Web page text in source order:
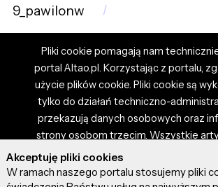
9_pawilonw
Pliki cookie pomagają nam
portal Altao.pl. Korzystając z portalu,
użycie plików cookie. Pliki cookie są
tylko do działań techniczno-
przekazują danych osobowych oraz
strony osobom trzecim. Wszystkie
zdjęciami i materiałami dostępnymi
własnością użytkowników.
Akceptuję pliki cookies
W ramach naszego portalu stosujemy pliki